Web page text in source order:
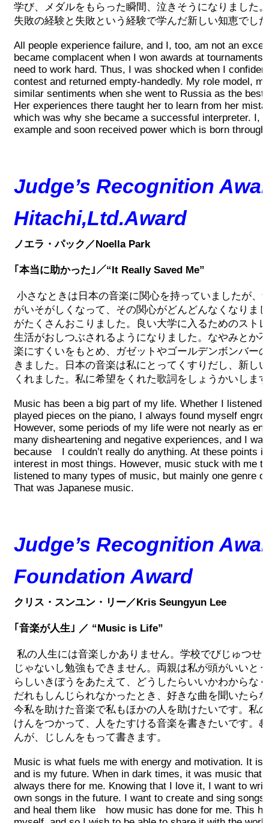
学び、メダルをもらった瞬間、泣きそうになりました
失敗の経験と失敗という経験で学んだ新しい知恵でし
All people experience failure, and I, too, am not an
became complacent when I won awards at tournaments
need to work hard. Thus, I was shocked when I
contest and returned empty-handedly. My role model,
similar sentiments when she went to Russia as the best
Her experiences there taught her to learn from her
which was why she became a successful interpreter. I,
example and soon received power which is born
Judge’s Recognition
Hitachi,Ltd.Award
ノエラ・パック／Noella Park
｢本当に助かった｣／“It Really Saved Me”
小さなときは日本の音楽に関心を持っていましたが、
がいそがしくなって、その関心がどんどんなくなりま
がたくさんおこりました。良い大学に入るためのスト
生活がおしつぶされるようになりました。なやみとか
楽にすくいをもとめ、ガゼットやゴールデンボンバー
きました。日本の音楽は私にとってくすりだし、新し
くれました。私に希望をくれた歌詞をしょうかいしま
Music has been a big part of my life. Whether I listened
played pieces on the piano, I always found myself
However, some periods of my life were not nearly as
many disheartening and negative experiences, and I
because I couldn’t really do anything. At these points
interest in most things. However, music stuck with me
listened to many types of music, but mainly one genre
That was Japanese music.
Judge’s Recognition
Foundation Award
クリス・スンユン・リー／Kris Seungyun Lee
｢音楽が人生｣ ／ “Music is Life”
私の人生には音楽しかありません。学校でびじゅつせ
じゃないし勉強もできません。両親は私が頭がいいと
らしいきぼうをあたえて、どうしたらいいかわからな
だれもしんじられなかったとき、好きな曲を聞いたら
今私を助けた音楽で私もほかの人を助けたいです。私
けんをつかって、人をたすける音楽を書きたいです。
んが、じしんをもって書きます。
Music is what fuels me with energy and motivation. It is
and is my future. When in dark times, it was music that
always there for me. Knowing that I love it, I want to
own songs in the future. I want to create and sing
and heal them like how music has done for me. This